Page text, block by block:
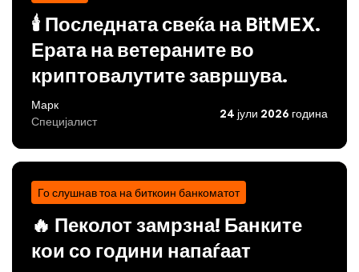
🕯️ Последната свеќа на BitMEX.
Ерата на ветераните во
криптовалутите завршува.
Марк
Специјалист
24 јули 2026 година
Го слушнав тоа на биткоин банкоматот
🔥 Пеколот замрзна! Банките
кои со години напаѓаат